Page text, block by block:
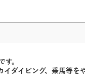
。
ダイビング、乗馬等を